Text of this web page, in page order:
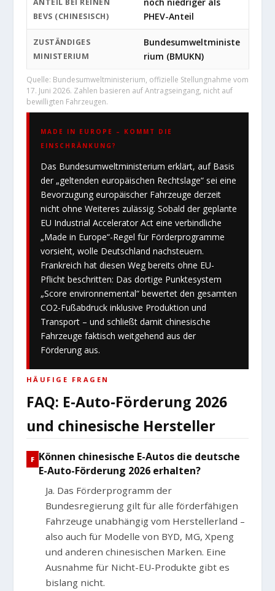
BEVS (CHINESISCH)
PHEV-Anteil
ZUSTÄNDIGES
MINISTERIUM
Bundesumweltministe
rium (BMUKN)
Quelle: Bundesumweltministerium, offizielle Stellungnahme vom
17. Juni 2026. Zahlen basieren auf Antragseingang, nicht auf
bewilligten Fahrzeugen.
MADE IN EUROPE – KOMMT DIE
EINSCHRÄNKUNG?
Das Bundesumweltministerium erklärt, auf Basis
der „geltenden europäischen Rechtslage“ sei eine
Bevorzugung europäischer Fahrzeuge derzeit
nicht ohne Weiteres zulässig. Sobald der geplante
EU Industrial Accelerator Act eine verbindliche
„Made in Europe“-Regel für Förderprogramme
vorsieht, wolle Deutschland nachsteuern.
Frankreich hat diesen Weg bereits ohne EU-
Pflicht beschritten: Das dortige Punktesystem
„Score environnemental“ bewertet den gesamten
CO2-Fußabdruck inklusive Produktion und
Transport – und schließt damit chinesische
Fahrzeuge faktisch weitgehend aus der
Förderung aus.
HÄUFIGE FRAGEN
FAQ: E-Auto-Förderung 2026
und chinesische Hersteller
Können chinesische E-Autos die deutsche
E-Auto-Förderung 2026 erhalten?
Ja. Das Förderprogramm der
Bundesregierung gilt für alle förderfähigen
Fahrzeuge unabhängig vom Herstellerland –
also auch für Modelle von BYD, MG, Xpeng
und anderen chinesischen Marken. Eine
Ausnahme für Nicht-EU-Produkte gibt es
bislang nicht.